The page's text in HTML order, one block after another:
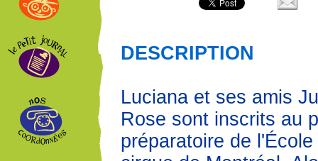
DESCRIPTION
Luciana et ses amis
Rose sont inscrits au
préparatoire de